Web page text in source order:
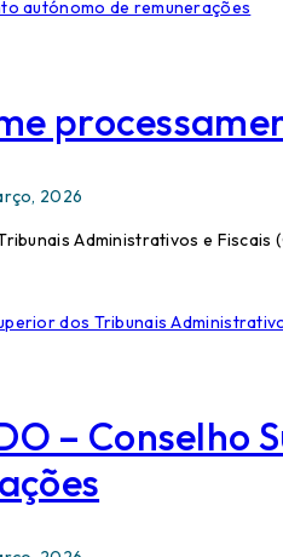
2026
Administrativos e Fiscais
–